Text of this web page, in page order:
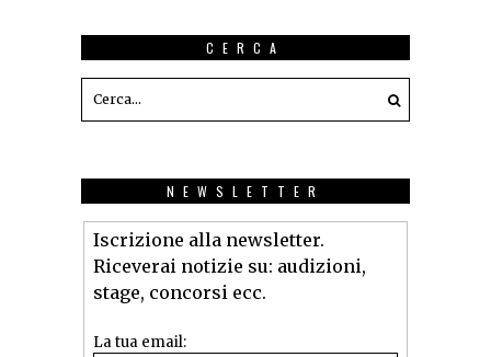
CERCA
NEWSLETTER
Iscrizione alla newsletter.
Riceverai notizie su: audizioni,
stage, concorsi ecc.
La tua email: